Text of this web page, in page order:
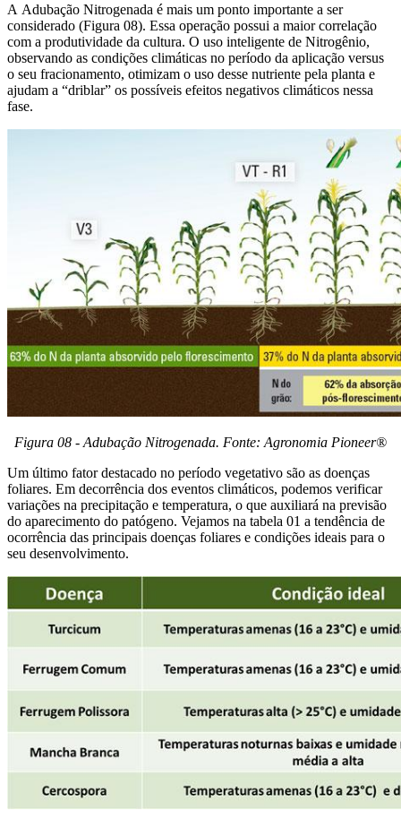
A Adubação Nitrogenada é mais um ponto importante a ser
considerado (Figura 08). Essa operação possui a maior correlação
com a produtividade da cultura. O uso inteligente de Nitrogênio,
observando as condições climáticas no período da aplicação versus
o seu fracionamento, otimizam o uso desse nutriente pela planta e
ajudam a “driblar” os possíveis efeitos negativos climáticos nessa
fase.
Figura 08 - Adubação Nitrogenada. Fonte: Agronomia Pioneer®
Um último fator destacado no período vegetativo são as doenças
foliares. Em decorrência dos eventos climáticos, podemos verificar
variações na precipitação e temperatura, o que auxiliará na previsão
do aparecimento do patógeno. Vejamos na tabela 01 a tendência de
ocorrência das principais doenças foliares e condições ideais para o
seu desenvolvimento.